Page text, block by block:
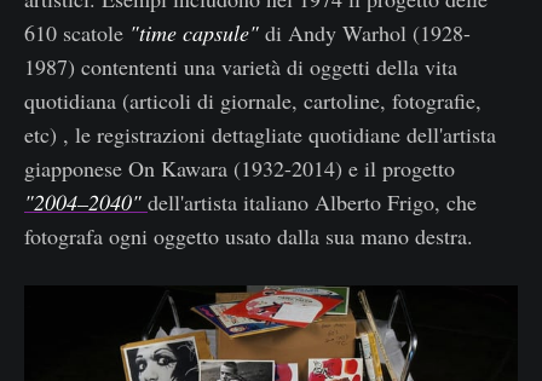
610 scatole "time capsule" di Andy Warhol (1928-
1987) contententi una varietà di oggetti della vita
quotidiana (articoli di giornale, cartoline, fotografie,
etc) , le registrazioni dettagliate quotidiane dell'artista
giapponese On Kawara (1932-2014) e il progetto
"2004–2040" dell'artista italiano Alberto Frigo, che
fotografa ogni oggetto usato dalla sua mano destra.